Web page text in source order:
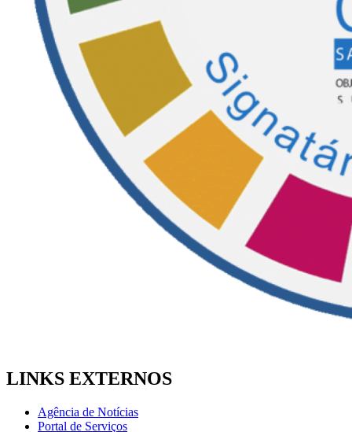
LINKS EXTERNOS
Agência de Notícias
Portal de Serviços